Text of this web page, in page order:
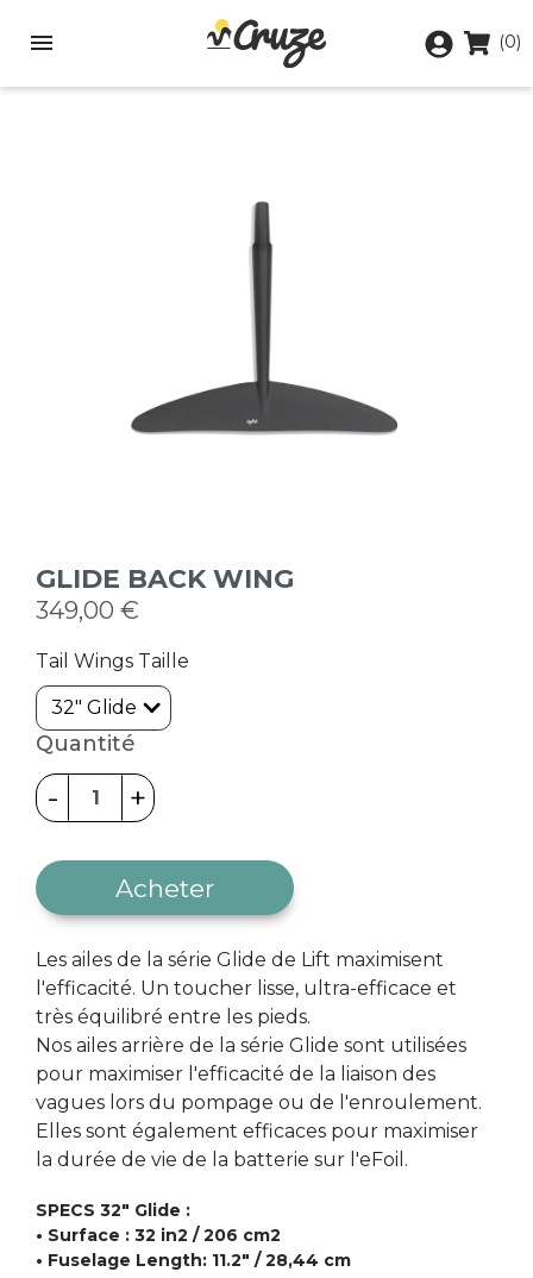
 (0)
GLIDE BACK WING
349,00 €
Tail Wings Taille
Quantité
- +
Acheter
Les ailes de la série Glide de Lift maximisent
l'efficacité. Un toucher lisse, ultra-efficace et
très équilibré entre les pieds.
Nos ailes arrière de la série Glide sont utilisées
pour maximiser l'efficacité de la liaison des
vagues lors du pompage ou de l'enroulement.
Elles sont également efficaces pour maximiser
la durée de vie de la batterie sur l'eFoil.
SPECS 32" Glide :
• Surface : 32 in2 / 206 cm2
• Fuselage Length: 11.2" / 28,44 cm